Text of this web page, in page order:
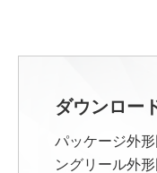
ダウンロー
パッケージ外
ングリール外